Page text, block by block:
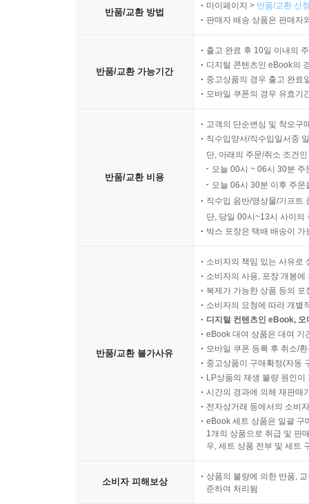
반품/교환 방법
마이페이지 > 반품/교환 신
판매자 배송 상품은 판매자
반품/교환 가능기간
출고 완료 후 10일 이내의
디지털 콘텐츠인 eBook의
중고상품의 경우 출고 완료
모바일 쿠폰의 경우 유효기
반품/교환 비용
고객의 단순변심 및 착오구
직수입양서/직수입일서중
단, 아래의 주문/취소 조건
오늘 00시 ~ 06시 30분
오늘 06시 30분 이후 주
직수입 음반/영상물/기프트
단, 당일 00시~13시 사이의
박스 포장은 택배 배송이
반품/교환 불가사유
소비자의 책임 있는 사유로
소비자의 사용, 포장 개봉
복제가 가능한 상품 등의
소비자의 요청에 따라 개별
디지털 컨텐츠인 eBook,
eBook 대여 상품은 대여 기
모바일 쿠폰 등록 후 취소/
중고상품이 구매확정(자동
LP상품의 재생 불량 원인
시간의 경과에 의해 재판매
전자상거래 등에서의 소비
eBook 세트 상품은 일괄 구
1개의 상품으로 취급 및 판
우, 세트 상품 전부 및 세트
소비자 피해보상
상품의 불량에 의한 반품,
준하여 처리됨